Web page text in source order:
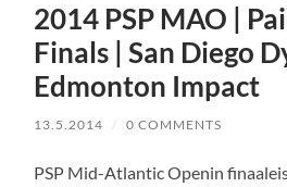
2014 PSP MAO |
Finals | San Diego
Edmonton Impact
13.5.2014 / 0 COMMENTS
PSP Mid-Atlantic Openin